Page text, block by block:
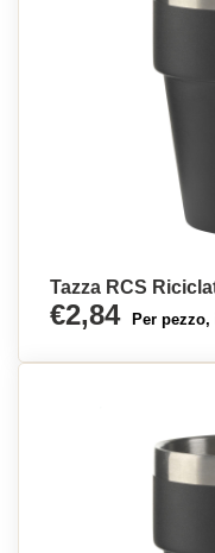
Tazza RCS
€2,84 Per